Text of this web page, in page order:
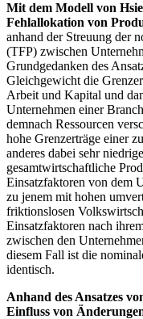
Mit dem Modell von
Fehlallokation von
anhand der Streuung der
(TFP) zwischen
Grundgedanken des
Gleichgewicht die
Arbeit und Kapital und
Unternehmen einer
demnach Ressourcen
hohe Grenzerträge einer
anderes dabei sehr
gesamtwirtschaftliche
Einsatzfaktoren von dem
zu jenem mit hohen
friktionslosen
Einsatzfaktoren nach
zwischen den
diesem Fall ist die
identisch.
Anhand des Ansatzes
Einfluss von